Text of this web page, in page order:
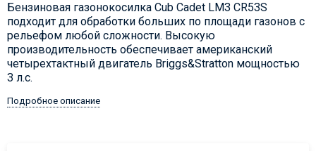
Бензиновая газонокосилка Cub Cadet LM3 CR53S
подходит для обработки больших по площади газонов с
рельефом любой сложности. Высокую
производительность обеспечивает американский
четырехтактный двигатель Briggs&Stratton мощностью
3 л.с.
Подробное описание